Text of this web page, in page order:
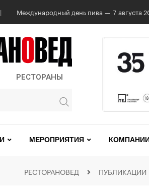
Международный день пива — 7 августа
РЕСТОРАНЫ
МЕРОПРИЯТИЯ
РЕСТОРАНОВЕД ПУБЛИКАЦИИ